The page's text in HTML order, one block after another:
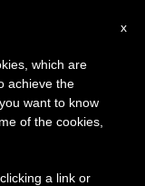
×
la pausa
de verano
también el
x
which are
achieve the
want to know
of the cookies,
a link or